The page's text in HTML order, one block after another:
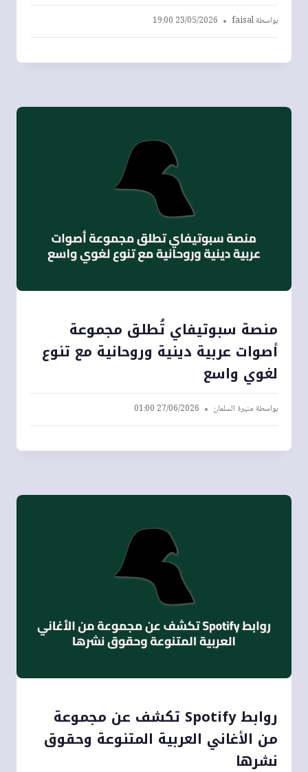
بواسطةfaisal
23/05/2026 19:00
منصة سبوتيفاي تُطلق مجموعة
أصوات عربية دينية وروحانية مع تنوع
لغوي واسع
بواسطةمنيرة السلمان 27/06/2026 01:00
روابط Spotify تكشف عن مجموعة
من الأغاني العربية المتنوعة وحقوق
نشرها